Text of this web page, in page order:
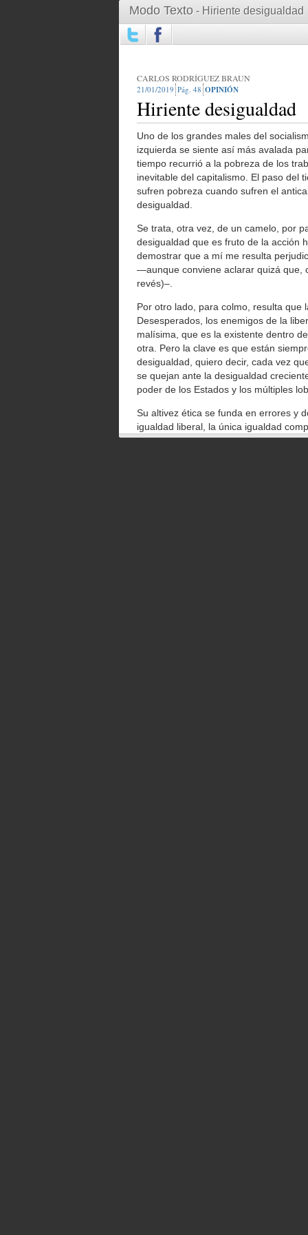
Modo Texto- Hiriente desigualdad
CARLOS RODRÍGUEZ BRAUN
21/01/2019 48 OPINIÓN
Hiriente desigualdad
Uno de los grandes males del
izquierda se siente así más avalada
tiempo recurrió a la pobreza de los
inevitable del capitalismo. El paso del
sufren pobreza cuando sufren el
desigualdad.
Se trata, otra vez, de un camelo, por
desigualdad que es fruto de la acción
demostrar que a mí me resulta
—aunque conviene aclarar quizá que,
revés)–.
Por otro lado, para colmo, resulta que
Desesperados, los enemigos de la
malísima, que es la existente dentro
otra. Pero la clave es que están
desigualdad, quiero decir, cada vez
se quejan ante la desigualdad
poder de los Estados y los múltiples
Su altivez ética se funda en errores y
igualdad liberal, la única igualdad
La igualdad que anhelan se burla de